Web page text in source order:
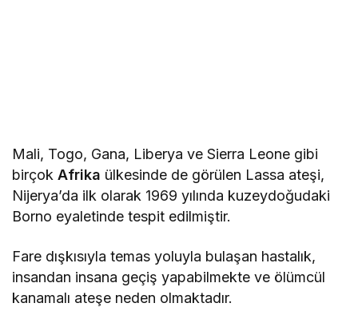
Mali, Togo, Gana, Liberya ve Sierra Leone gibi
birçokAfrika ülkesinde de görülen Lassa ateşi,
Nijerya’da ilk olarak 1969 yılında kuzeydoğudaki
Borno eyaletinde tespit edilmiştir.
Fare dışkısıyla temas yoluyla bulaşan hastalık,
insandan insana geçiş yapabilmekte ve ölümcül
kanamalı ateşe neden olmaktadır.